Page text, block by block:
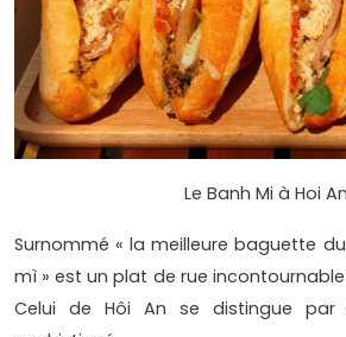
Le Banh Mi à Hoi An
Surnommé « la meilleure baguette
mì » est un plat de rue
Celui de Hôi An se distingue par